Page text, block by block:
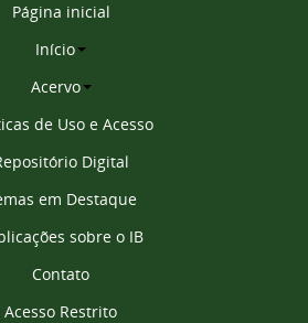
Página inicial
Início
Acervo
de Uso e Acesso
Digital
em Destaque
sobre o IB
Contato
Acesso Restrito